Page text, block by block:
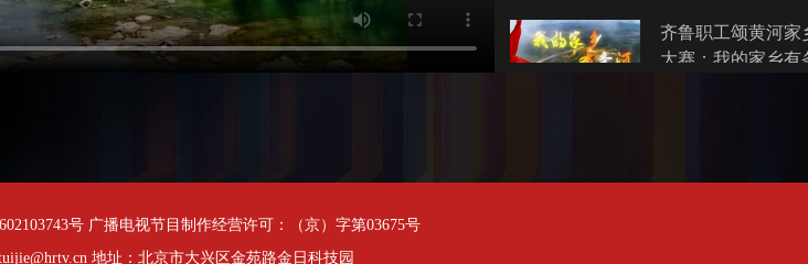
齐鲁职工颂黄河家
大赛：我的家乡有
号广播电视节目制作经营许可：（京）字第03675号
地址：北京市大兴区金苑路金日科技园